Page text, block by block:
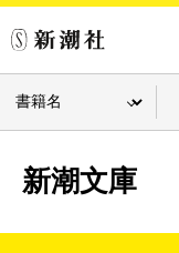
新潮文庫